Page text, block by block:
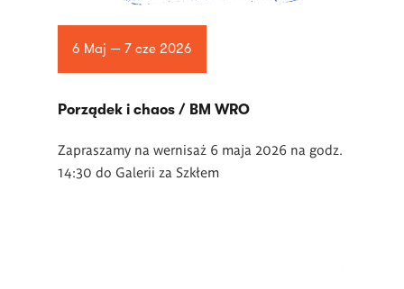
6 Maj — 7 cze 2026
Porządek i chaos / BM WRO
Zapraszamy na wernisaż 6 maja 2026 na godz.
14:30 do Galerii za Szkłem